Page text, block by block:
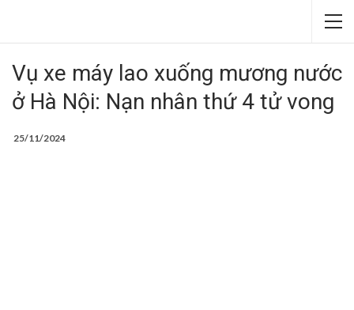
Vụ xe máy lao xuống mương nước
ở Hà Nội: Nạn nhân thứ 4 tử vong
25/11/2024